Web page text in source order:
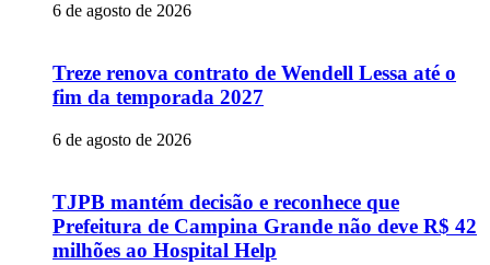
6 de agosto de 2026
Treze renova contrato de Wendell Lessa até o
fim da temporada 2027
6 de agosto de 2026
TJPB mantém decisão e reconhece que
Prefeitura de Campina Grande não deve R$ 42
milhões ao Hospital Help